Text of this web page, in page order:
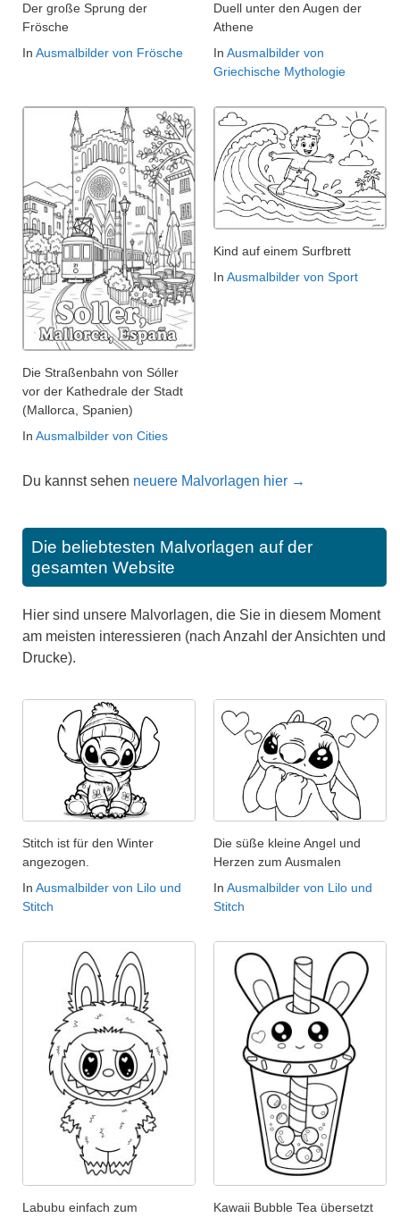
Der große Sprung der
Frösche
In Ausmalbilder von Frösche
Duell unter den Augen der
Athene
In Ausmalbilder von
Griechische Mythologie
Die Straßenbahn von Sóller
vor der Kathedrale der Stadt
(Mallorca, Spanien)
In Ausmalbilder von Cities
Kind auf einem Surfbrett
In Ausmalbilder von Sport
Du kannst sehen neuere Malvorlagen hier →
Die beliebtesten Malvorlagen auf der
gesamten Website
Hier sind unsere Malvorlagen, die Sie in diesem Moment
am meisten interessieren (nach Anzahl der Ansichten und
Drucke).
Stitch ist für den Winter
angezogen.
In Ausmalbilder von Lilo und
Stitch
Die süße kleine Angel und
Herzen zum Ausmalen
In Ausmalbilder von Lilo und
Stitch
Labubu einfach zum
Kawaii Bubble Tea übersetzt